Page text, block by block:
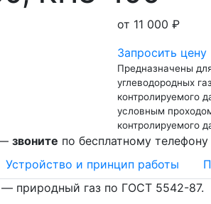
от 11 000 ₽
Запросить цену
Предназначены
углеводородных
контролируемого
условным
контролируемого
звоните по бесплатному телефону
Устройство и принцип работы
— природный газ по ГОСТ 5542-87.